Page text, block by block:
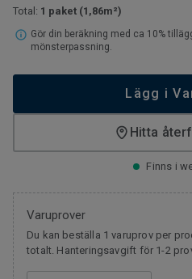
Total: 1 paket (1,86m²)
Gör din beräkning med ca 10%
mönsterpassning.
Lägg i
Hitta
Finns i
Varuprover
Du kan beställa 1 varuprov per
totalt. Hanteringsavgift för 1-2